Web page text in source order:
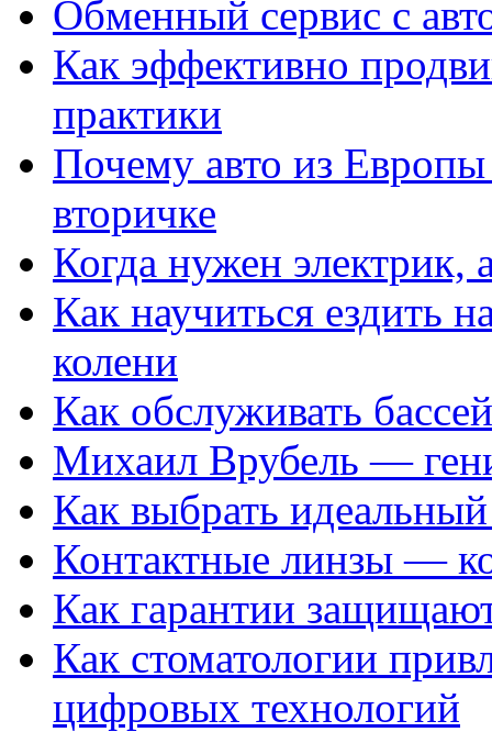
Обменный сервис с
Как эффективно
практики
Почему авто из
вторичке
Когда нужен электрик,
Как научиться ездить
колени
Как обслуживать
Михаил Врубель —
Как выбрать
Контактные линзы —
Как гарантии
Как стоматологии
цифровых технологий